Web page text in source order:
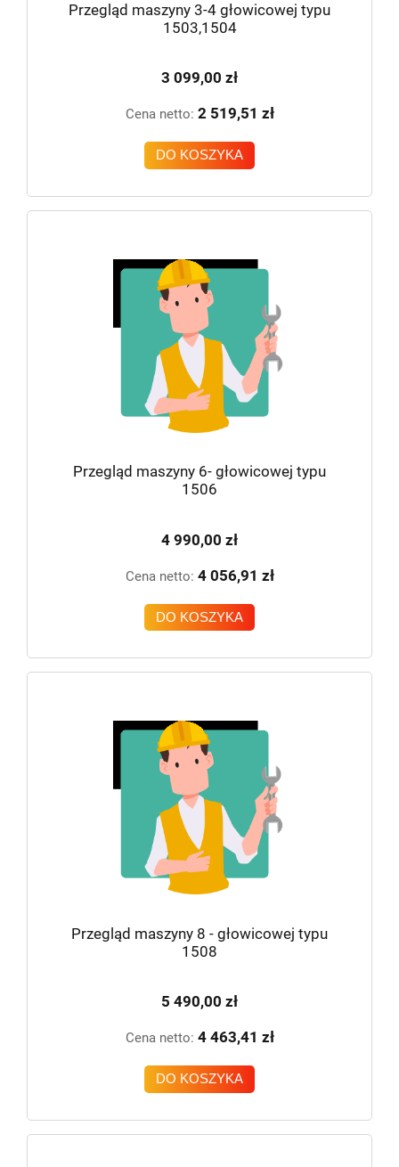
Przegląd maszyny 3-4 głowicowej typu
1503,1504
3 099,00 zł
Cena netto: 2 519,51 zł
DO KOSZYKA
Przegląd maszyny 6- głowicowej typu
1506
4 990,00 zł
Cena netto: 4 056,91 zł
DO KOSZYKA
Przegląd maszyny 8 - głowicowej typu
1508
5 490,00 zł
Cena netto: 4 463,41 zł
DO KOSZYKA